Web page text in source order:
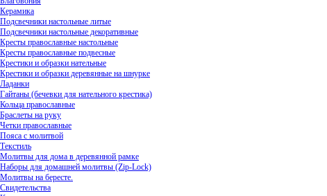
Керамика
Подсвечники настольные литые
Подсвечники настольные декоративные
Кресты православные настольные
Кресты православные подвесные
Крестики и образки нательные
Крестики и образки деревянные на шнурке
Ладанки
Гайтаны (бечевки для нательного крестика)
Кольца православные
Браслеты на руку
Четки православные
Пояса с молитвой
Текстиль
Молитвы для дома в деревянной рамке
Наборы для домашней молитвы (Zip-Lock)
Молитвы на бересте.
Свидетельства